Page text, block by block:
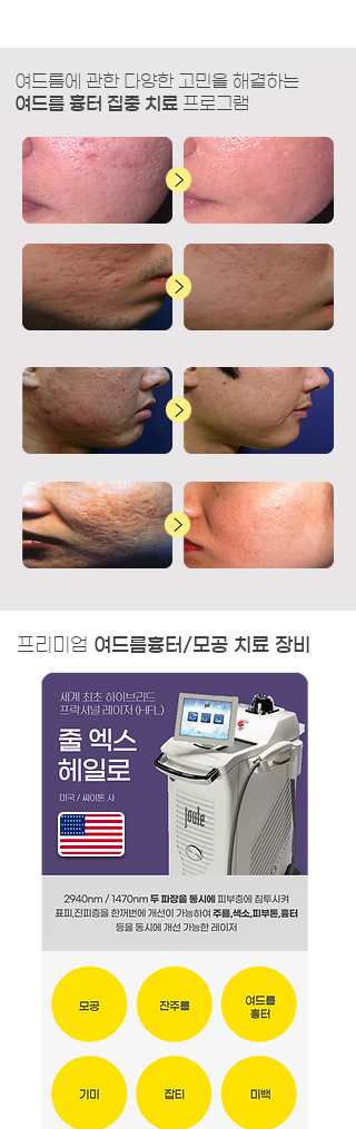
여드름에 관한 다양한 고민을 해결하는
여드름 흉터 집중 치료 프로그램
프리미엄 여드름흉터/모공 치료 장비